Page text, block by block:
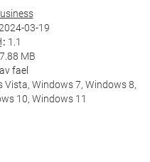
03-19
: 1.1
MB
fael
Vista, Windows 7, Windows 8,
10, Windows 11